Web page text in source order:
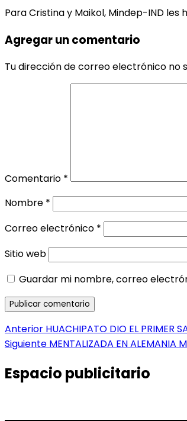
Para Cristina y Maikol, Mindep-IND
Agregar un comentario
Tu dirección de correo electrónico no
Comentario *
Nombre *
Correo electrónico *
Sitio web
Guardar mi nombre, correo
Navegación
de
entradas
Anterior Entrada
anterior:
HUACHIPATO DIO EL PRIMER
Siguiente Entrada
MENTALIZADA EN ALEMANIA
Espacio publicitario